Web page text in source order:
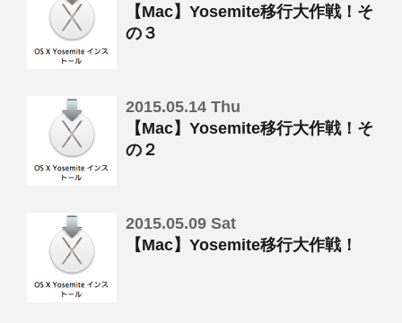
【Mac】Yosemite移行大作戦！そ
の３
2015.05.14 Thu
【Mac】Yosemite移行大作戦！そ
の２
2015.05.09 Sat
【Mac】Yosemite移行大作戦！